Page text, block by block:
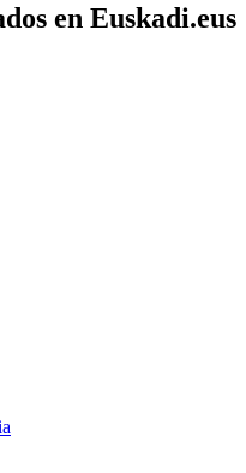
en Euskadi.eus